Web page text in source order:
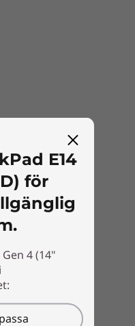
E14
för
4 (14"